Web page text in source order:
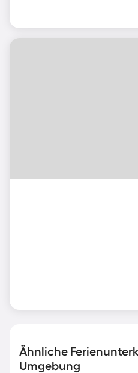
Ähnliche
Umgebung